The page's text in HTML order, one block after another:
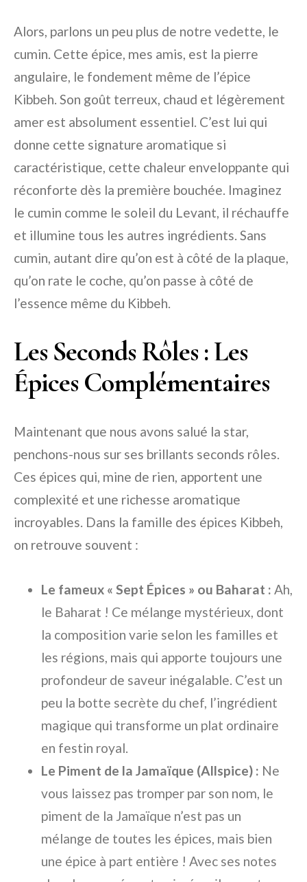
Alors, parlons un peu plus de notre vedette, le
cumin. Cette épice, mes amis, est la pierre
angulaire, le fondement même de l’épice
Kibbeh. Son goût terreux, chaud et légèrement
amer est absolument essentiel. C’est lui qui
donne cette signature aromatique si
caractéristique, cette chaleur enveloppante qui
réconforte dès la première bouchée. Imaginez
le cumin comme le soleil du Levant, il réchauffe
et illumine tous les autres ingrédients. Sans
cumin, autant dire qu’on est à côté de la plaque,
qu’on rate le coche, qu’on passe à côté de
l’essence même du Kibbeh.
Les Seconds Rôles : Les
Épices Complémentaires
Maintenant que nous avons salué la star,
penchons-nous sur ses brillants seconds rôles.
Ces épices qui, mine de rien, apportent une
complexité et une richesse aromatique
incroyables. Dans la famille des épices Kibbeh,
on retrouve souvent :
Le fameux « Sept Épices » ou Baharat : Ah,
le Baharat ! Ce mélange mystérieux, dont
la composition varie selon les familles et
les régions, mais qui apporte toujours une
profondeur de saveur inégalable. C’est un
peu la botte secrète du chef, l’ingrédient
magique qui transforme un plat ordinaire
en festin royal.
Le Piment de la Jamaïque (Allspice) : Ne
vous laissez pas tromper par son nom, le
piment de la Jamaïque n’est pas un
mélange de toutes les épices, mais bien
une épice à part entière ! Avec ses notes